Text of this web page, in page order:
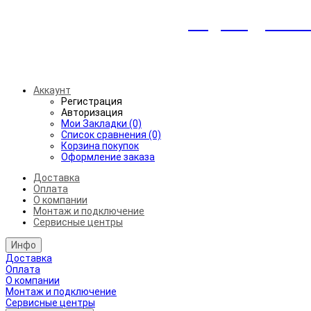
Аккаунт
Регистрация
Авторизация
Мои Закладки (0)
Список сравнения (0)
Корзина покупок
Оформление заказа
Доставка
Оплата
О компании
Монтаж и подключение
Сервисные центры
Инфо
Доставка
Оплата
О компании
Монтаж и подключение
Сервисные центры